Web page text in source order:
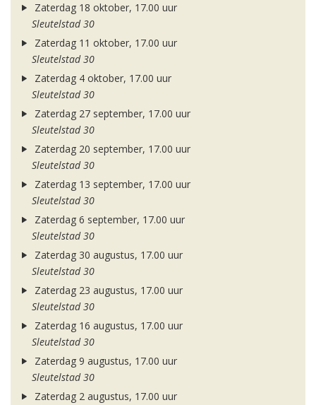
Zaterdag 18 oktober, 17.00 uur
Sleutelstad 30
Zaterdag 11 oktober, 17.00 uur
Sleutelstad 30
Zaterdag 4 oktober, 17.00 uur
Sleutelstad 30
Zaterdag 27 september, 17.00 uur
Sleutelstad 30
Zaterdag 20 september, 17.00 uur
Sleutelstad 30
Zaterdag 13 september, 17.00 uur
Sleutelstad 30
Zaterdag 6 september, 17.00 uur
Sleutelstad 30
Zaterdag 30 augustus, 17.00 uur
Sleutelstad 30
Zaterdag 23 augustus, 17.00 uur
Sleutelstad 30
Zaterdag 16 augustus, 17.00 uur
Sleutelstad 30
Zaterdag 9 augustus, 17.00 uur
Sleutelstad 30
Zaterdag 2 augustus, 17.00 uur